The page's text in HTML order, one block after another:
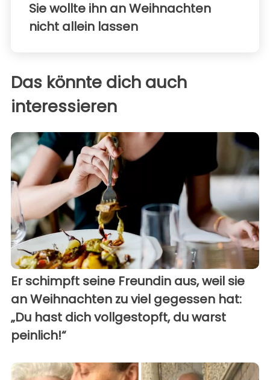
Sie wollte ihn an Weihnachten
nicht allein lassen
Das könnte dich auch
interessieren
Er schimpft seine Freundin aus, weil sie
an Weihnachten zu viel gegessen hat:
„Du hast dich vollgestopft, du warst
peinlich!“